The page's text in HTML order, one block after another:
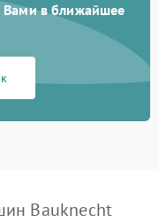
Вами в ближайшее
Bauknecht